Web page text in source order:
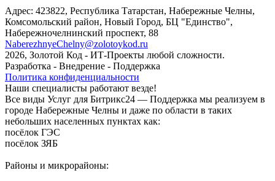
Адрес: 423822, Республика Татарстан, Набережные Челны,
Комсомольский район, Новый Город, БЦ "Единство", ​
Набережночелнинский проспект, 88
NaberezhnyeChelny@zolotoykod.ru
2026, Золотой Код - ИТ-Проекты любой сложности.
Разработка - Внедрение - Поддержка
Политика конфиденциальности
Наши специалисты работают везде!
Все виды Услуг для Битрикс24 — Поддержка мы реализуем в
городе Набережные Челны и даже по области в таких
небольших населенных пунктах как:
посёлок ГЭС
посёлок ЗЯБ
Районы и микрорайоны: